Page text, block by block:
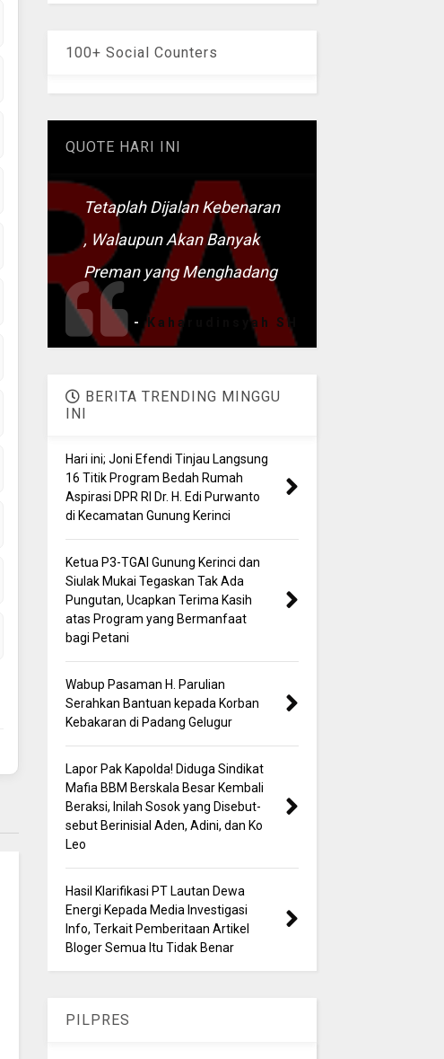
100+ Social Counters
QUOTE HARI INI
Tetaplah Dijalan Kebenaran
, Walaupun Akan Banyak
Preman yang Menghadang
-Kaharudinsyah SH
BERITA TRENDING MINGGU
INI
Hari ini; Joni Efendi Tinjau Langsung
16 Titik Program Bedah Rumah
Aspirasi DPR RI Dr. H. Edi Purwanto
di Kecamatan Gunung Kerinci
Ketua P3-TGAI Gunung Kerinci dan
Siulak Mukai Tegaskan Tak Ada
Pungutan, Ucapkan Terima Kasih
atas Program yang Bermanfaat
bagi Petani
Wabup Pasaman H. Parulian
Serahkan Bantuan kepada Korban
Kebakaran di Padang Gelugur
Lapor Pak Kapolda! Diduga Sindikat
Mafia BBM Berskala Besar Kembali
Beraksi, Inilah Sosok yang Disebut-
sebut Berinisial Aden, Adini, dan Ko
Leo
Hasil Klarifikasi PT Lautan Dewa
Energi Kepada Media Investigasi
Info, Terkait Pemberitaan Artikel
Bloger Semua Itu Tidak Benar
PILPRES